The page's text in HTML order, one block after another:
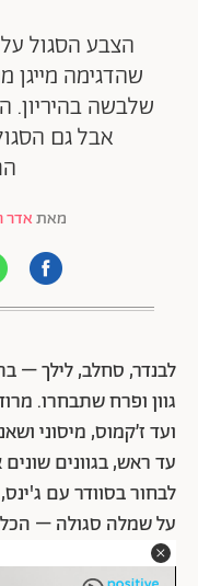
הצבע הסגול על
שהדגימה
שלבשה בהיריון.
אבל גם
מאתאדר
לבנדר, סחלב, לילך –
גוון ופרח שתבחרו.
ועד ז׳קמוס, מיסוני
עד ראש, בגוונים
לבחור בסוודר עם
על שמלה סגולה – הכל